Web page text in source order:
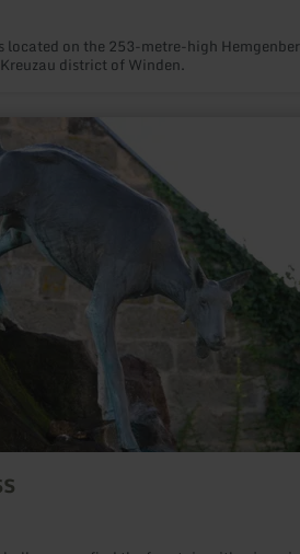
located on the 253-metre-high
district of Winden.